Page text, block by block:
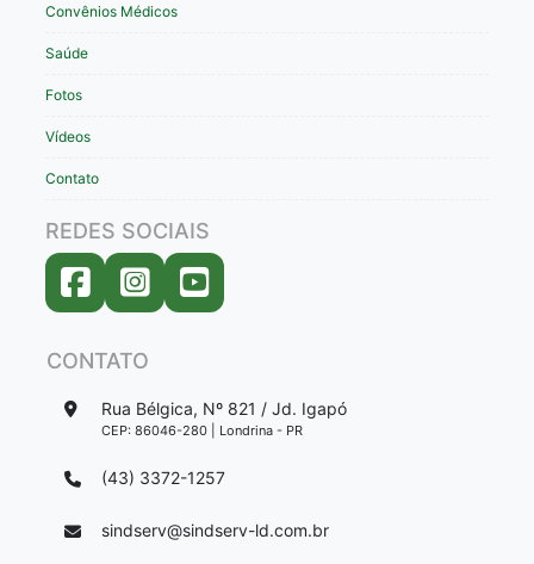
Convênios Médicos
Saúde
Fotos
Vídeos
Contato
REDES SOCIAIS
CONTATO
Rua Bélgica, Nº 821 / Jd. Igapó
CEP: 86046-280 | Londrina - PR
(43) 3372-1257
sindserv@sindserv-ld.com.br